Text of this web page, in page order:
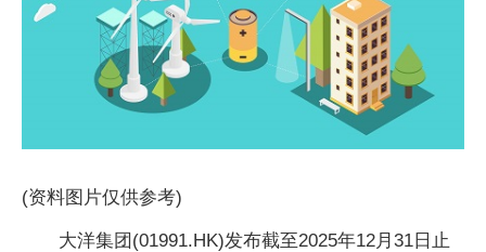
(资料图片仅供参考)
大洋集团(01991.HK)发布截至2025年12月31日止